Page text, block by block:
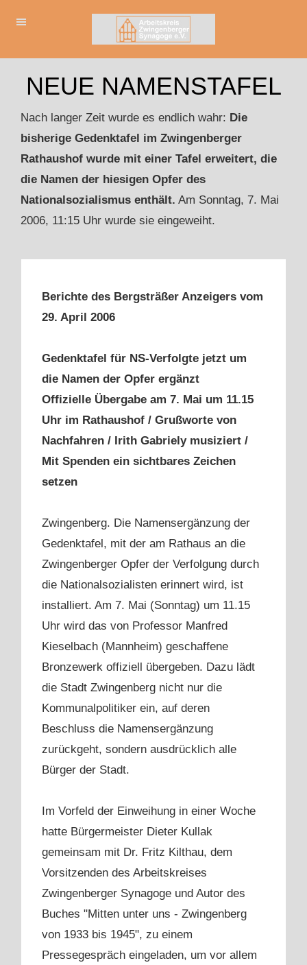
NEUE NAMENSTAFEL
Nach langer Zeit wurde es endlich wahr: Die
bisherige Gedenktafel im Zwingenberger
Rathaushof wurde mit einer Tafel erweitert, die
die Namen der hiesigen Opfer des
Nationalsozialismus enthält. Am Sonntag, 7. Mai
2006, 11:15 Uhr wurde sie eingeweiht.
Berichte des Bergsträßer Anzeigers vom
29. April 2006
Gedenktafel für NS-Verfolgte jetzt um
die Namen der Opfer ergänzt
Offizielle Übergabe am 7. Mai um 11.15
Uhr im Rathaushof / Grußworte von
Nachfahren / Irith Gabriely musiziert /
Mit Spenden ein sichtbares Zeichen
setzen
Zwingenberg. Die Namensergänzung der
Gedenktafel, mit der am Rathaus an die
Zwingenberger Opfer der Verfolgung durch
die Nationalsozialisten erinnert wird, ist
installiert. Am 7. Mai (Sonntag) um 11.15
Uhr wird das von Professor Manfred
Kieselbach (Mannheim) geschaffene
Bronzewerk offiziell übergeben. Dazu lädt
die Stadt Zwingenberg nicht nur die
Kommunalpolitiker ein, auf deren
Beschluss die Namensergänzung
zurückgeht, sondern ausdrücklich alle
Bürger der Stadt.
Im Vorfeld der Einweihung in einer Woche
hatte Bürgermeister Dieter Kullak
gemeinsam mit Dr. Fritz Kilthau, dem
Vorsitzenden des Arbeitskreises
Zwingenberger Synagoge und Autor des
Buches "Mitten unter uns - Zwingenberg
von 1933 bis 1945", zu einem
Pressegespräch eingeladen, um vor allem